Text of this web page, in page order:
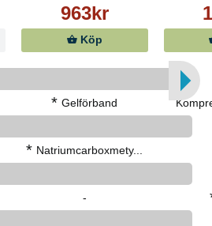
963kr
Köp
* Gelförband
* Natriumcarboxmety...
-